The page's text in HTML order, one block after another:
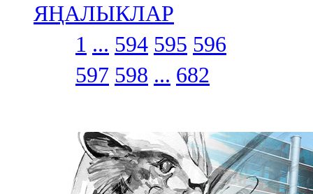
ЯҢАЛЫКЛАР
1 ... 594 595 596
597 598 ... 682